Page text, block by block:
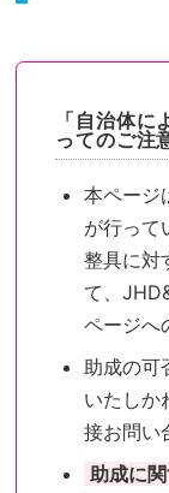
「自治体
ってのご注
本ページ
が行って
整具に対
て、
ページへ
助成の可
いたしか
接お問い
助成に